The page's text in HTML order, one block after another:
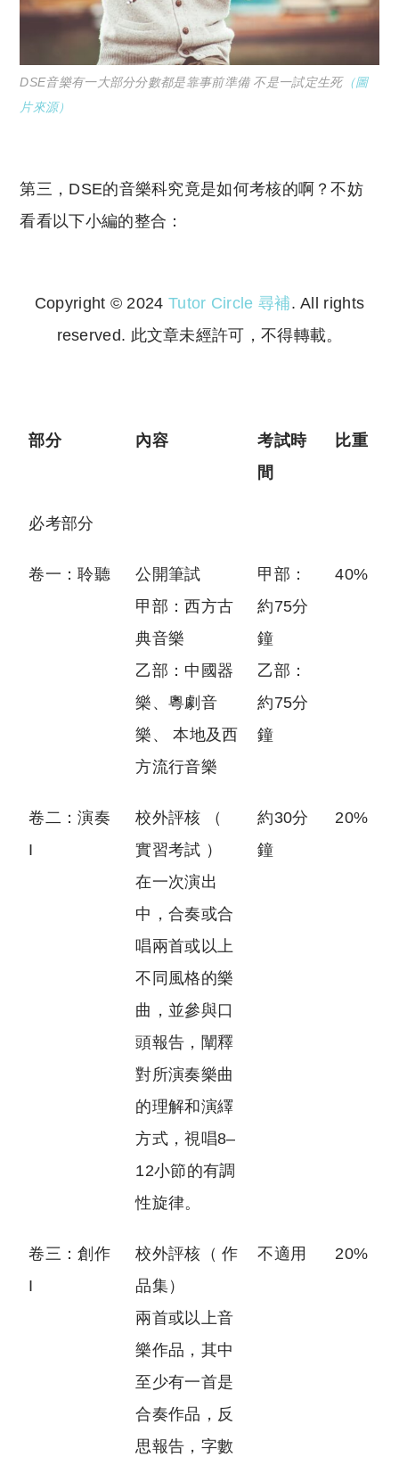
DSE音樂有一大部分分數都是靠事前準備 不是一試定生死（圖
片來源）
第三，DSE的音樂科究竟是如何考核的啊？不妨
看看以下小編的整合：
Copyright © 2024 Tutor Circle 尋補. All rights
reserved. 此文章未經許可，不得轉載。
部分 內容
考試時
間
比重
必考部分
卷一：聆聽
公開筆試
甲部：西方古
典音樂
乙部：中國器
樂、粵劇音
樂、 本地及西
方流行音樂
甲部：
約75分
鐘
乙部：
約75分
鐘
40%
卷二：演奏
I
校外評核 （
實習考試 ）
在一次演出
中，合奏或合
唱兩首或以上
不同風格的樂
曲，並參與口
頭報告，闡釋
對所演奏樂曲
的理解和演繹
方式，視唱8–
12小節的有調
性旋律。
約30分
鐘
20%
卷三：創作
I
校外評核（ 作
品集）
兩首或以上音
樂作品，其中
至少有一首是
合奏作品，反
思報告，字數
不適用 20%